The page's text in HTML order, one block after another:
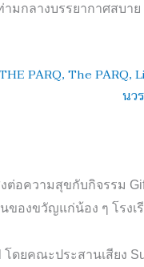
ามกลางบรรยากาศสบา
ต่อความสุขกับกิจรรม
องขวัญแก่น้อง ๆ โรง
โดยคณะประสานเสียง